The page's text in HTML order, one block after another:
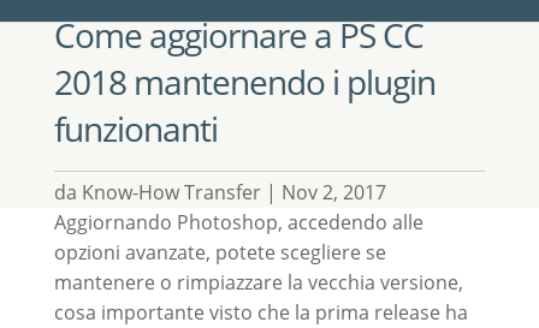
Come aggiornare a PS CC
2018 mantenendo i plugin
funzionanti
da Know-How Transfer
Nov 2, 2017
Aggiornando Photoshop, accedendo alle
opzioni avanzate, potete scegliere se
mantenere o rimpiazzare la vecchia versione,
cosa importante visto che la prima release ha